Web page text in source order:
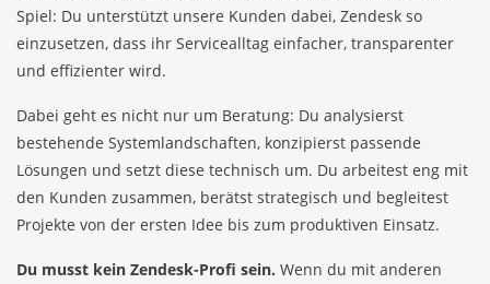
Spiel: Du unterstützt unsere Kunden dabei, Zendesk so
einzusetzen, dass ihr Servicealltag einfacher, transparenter
und effizienter wird.
Dabei geht es nicht nur um Beratung: Du analysierst
bestehende Systemlandschaften, konzipierst passende
Lösungen und setzt diese technisch um. Du arbeitest eng mit
den Kunden zusammen, berätst strategisch und begleitest
Projekte von der ersten Idee bis zum produktiven Einsatz.
Du musst kein Zendesk-Profi sein. Wenn du mit anderen